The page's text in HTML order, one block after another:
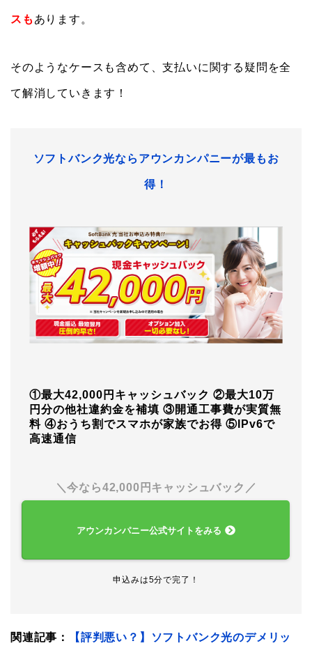
スも あります。
そのようなケースも含めて、支払いに関する疑問を全
て解消していきます！
ソフトバンク光ならアウンカンパニーが最もお
得！
①最大42,000円キャッシュバック ②最大10万
円分の他社違約金を補填 ③開通工事費が実質無
料 ④おうち割でスマホが家族でお得 ⑤IPv6で
高速通信
＼今なら42,000円キャッシュバック／
アウンカンパニー公式サイトをみる
申込みは5分で完了！
関連記事： 【評判悪い？】ソフトバンク光のデメリッ